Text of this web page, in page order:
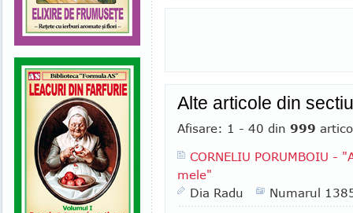
Alte articole din
Afisare: 1 - 40 din 999
CORNELIU PORUMBOIU
mele"
Dia Radu
Numarul